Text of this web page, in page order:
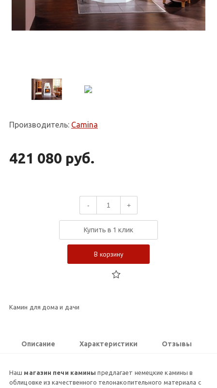
Производитель: Camina
421 080 руб.
- +
Купить в 1 клик
В корзину
Камин для дома и дачи
Описание Характеристики Отзывы
Наш магазин печи камины предлагает немецкие камины в
облицовке из качественного телонакопительного материала с